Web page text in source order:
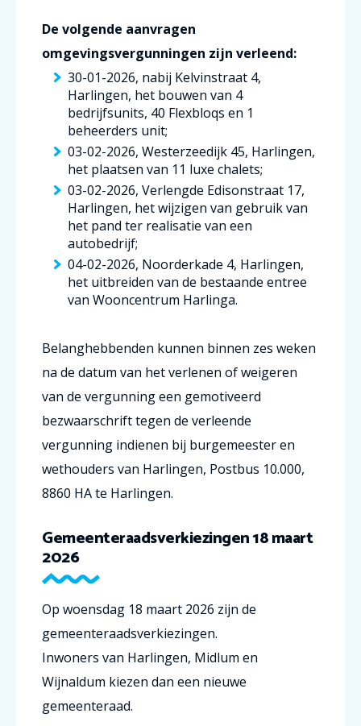
De volgende aanvragen
omgevingsvergunningen zijn verleend:
30-01-2026, nabij Kelvinstraat 4,
Harlingen, het bouwen van 4
bedrijfsunits, 40 Flexbloqs en 1
beheerders unit;
03-02-2026, Westerzeedijk 45, Harlingen,
het plaatsen van 11 luxe chalets;
03-02-2026, Verlengde Edisonstraat 17,
Harlingen, het wijzigen van gebruik van
het pand ter realisatie van een
autobedrijf;
04-02-2026, Noorderkade 4, Harlingen,
het uitbreiden van de bestaande entree
van Wooncentrum Harlinga.
Belanghebbenden kunnen binnen zes weken
na de datum van het verlenen of weigeren
van de vergunning een gemotiveerd
bezwaarschrift tegen de verleende
vergunning indienen bij burgemeester en
wethouders van Harlingen, Postbus 10.000,
8860 HA te Harlingen.
Gemeenteraadsverkiezingen 18 maart
2026
Op woensdag 18 maart 2026 zijn de
gemeenteraadsverkiezingen.
Inwoners van Harlingen, Midlum en
Wijnaldum kiezen dan een nieuwe
gemeenteraad.